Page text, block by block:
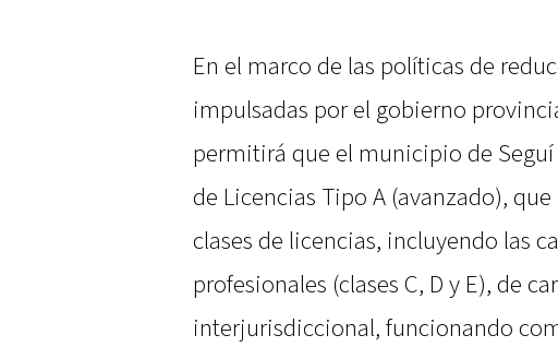
En el marco de las políticas de
impulsadas por el gobierno
permitirá que el municipio de
de Licencias Tipo A (avanzado),
clases de licencias, incluyendo las
profesionales (clases C, D y E), de
interjurisdiccional, funcionando